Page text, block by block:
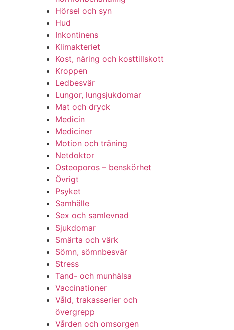
Hörsel och syn
Hud
Inkontinens
Klimakteriet
Kost, näring och kosttillskott
Kroppen
Ledbesvär
Lungor, lungsjukdomar
Mat och dryck
Medicin
Mediciner
Motion och träning
Netdoktor
Osteoporos – benskörhet
Övrigt
Psyket
Samhälle
Sex och samlevnad
Sjukdomar
Smärta och värk
Sömn, sömnbesvär
Stress
Tand- och munhälsa
Vaccinationer
Våld, trakasserier och
övergrepp
Vården och omsorgen